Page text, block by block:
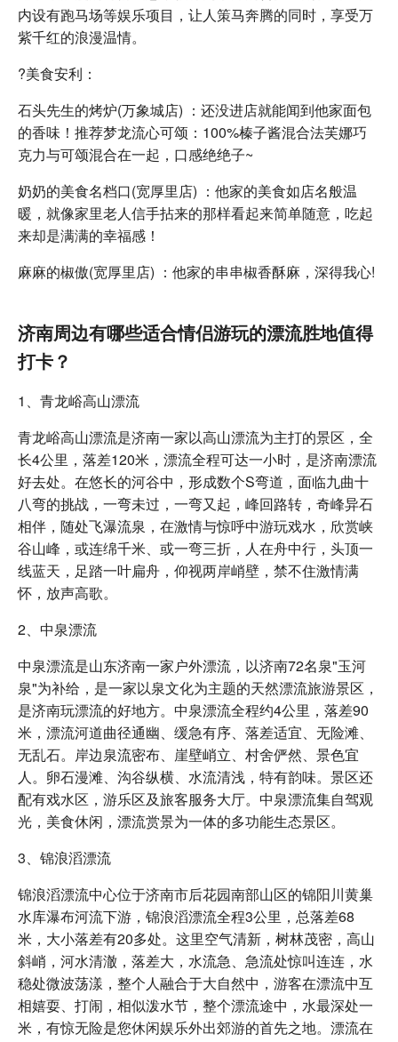
内设有跑马场等娱乐项目，让人策马奔腾的同时，享受万
紫千红的浪漫温情。
?美食安利：
石头先生的烤炉(万象城店) ：还没进店就能闻到他家面包
的香味！推荐梦龙流心可颂：100%榛子酱混合法芙娜巧
克力与可颂混合在一起，口感绝绝子~
奶奶的美食名档口(宽厚里店) ：他家的美食如店名般温
暖，就像家里老人信手拈来的那样看起来简单随意，吃起
来却是满满的幸福感！
麻麻的椒傲(宽厚里店) ：他家的串串椒香酥麻，深得我心!
济南周边有哪些适合情侣游玩的漂流胜地值得
打卡？
1、青龙峪高山漂流
青龙峪高山漂流是济南一家以高山漂流为主打的景区，全
长4公里，落差120米，漂流全程可达一小时，是济南漂流
好去处。在悠长的河谷中，形成数个S弯道，面临九曲十
八弯的挑战，一弯未过，一弯又起，峰回路转，奇峰异石
相伴，随处飞瀑流泉，在激情与惊呼中游玩戏水，欣赏峡
谷山峰，或连绵千米、或一弯三折，人在舟中行，头顶一
线蓝天，足踏一叶扁舟，仰视两岸峭壁，禁不住激情满
怀，放声高歌。
2、中泉漂流
中泉漂流是山东济南一家户外漂流，以济南72名泉"玉河
泉"为补给，是一家以泉文化为主题的天然漂流旅游景区，
是济南玩漂流的好地方。中泉漂流全程约4公里，落差90
米，漂流河道曲径通幽、缓急有序、落差适宜、无险滩、
无乱石。岸边泉流密布、崖壁峭立、村舍俨然、景色宜
人。卵石漫滩、沟谷纵横、水流清浅，特有韵味。景区还
配有戏水区，游乐区及旅客服务大厅。中泉漂流集自驾观
光，美食休闲，漂流赏景为一体的多功能生态景区。
3、锦浪滔漂流
锦浪滔漂流中心位于济南市后花园南部山区的锦阳川黄巢
水库瀑布河流下游，锦浪滔漂流全程3公里，总落差68
米，大小落差有20多处。这里空气清新，树林茂密，高山
斜峭，河水清澈，落差大，水流急、急流处惊叫连连，水
稳处微波荡漾，整个人融合于大自然中，游客在漂流中互
相嬉耍、打闹，相似泼水节，整个漂流途中，水最深处一
米，有惊无险是您休闲娱乐外出郊游的首先之地。漂流在